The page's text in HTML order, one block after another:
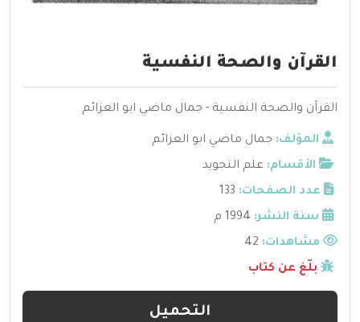
القرآن والصحة النفسية
القرآن والصحة النفسية - جمال ماضي ابو العزائم
المؤلف: جمال ماضي ابو العزائم
الأقسام: علم التجويد
عدد الصفحات: 133
سنة النشر: 1994 م
مشاهدات:
بلّغ عن كتاب
التحميل